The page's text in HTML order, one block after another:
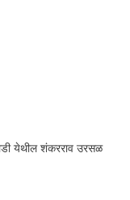
येथील शंकरराव उरसळ